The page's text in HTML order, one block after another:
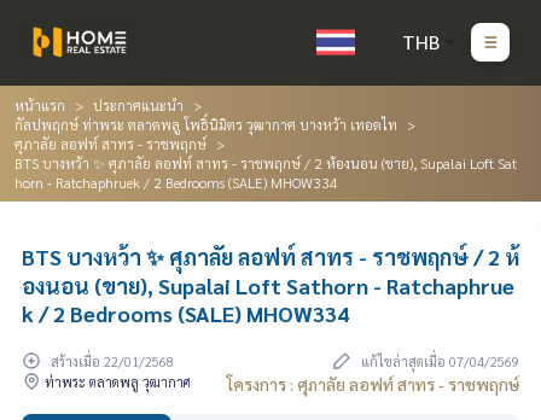
THB
หน้าแรก
ประกาศแนะนำ
กัลปพฤกษ์ ท่าพระ ตลาดพลู โพธิ์นิมิตร วุฒากาศ บางหว้า เทอดไท
ศุภาลัย ลอฟท์ สาทร - ราชพฤกษ์
BTS บางหว้า ✨ ศุภาลัย ลอฟท์ สาทร - ราชพฤกษ์ / 2 ห้องนอน (ขาย), Supalai Loft Sat
horn - Ratchaphruek / 2 Bedrooms (SALE) MHOW334
BTS บางหว้า ✨ ศุภาลัย ลอฟท์ สาทร - ราชพฤกษ์ / 2 ห้
องนอน (ขาย), Supalai Loft Sathorn - Ratchaphrue
k / 2 Bedrooms (SALE) MHOW334
สร้างเมื่อ 22/01/2568
แก้ไขล่าสุดเมื่อ 07/04/2569
ท่าพระ ตลาดพลู วุฒากาศ
โครงการ : ศุภาลัย ลอฟท์ สาทร - ราชพฤกษ์